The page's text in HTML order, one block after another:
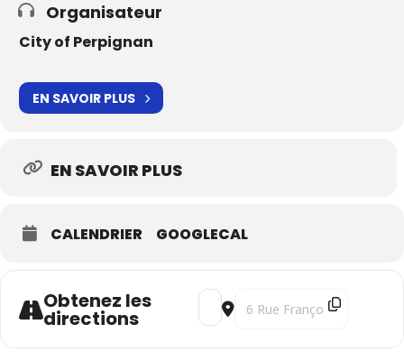
Organisateur
City of Perpignan
EN SAVOIR PLUS
EN SAVOIR PLUS
CALENDRIER GOOGLECAL
Obtenez les
directions
Address - The Golden Road
Destination Address - The